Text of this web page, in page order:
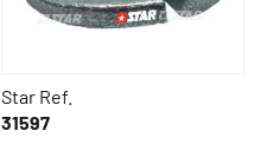
Star Ref.
31597